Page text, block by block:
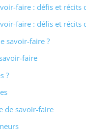
faire : défis et récits
faire : défis et récits
savoir-faire ?
faire
?
de savoir-faire